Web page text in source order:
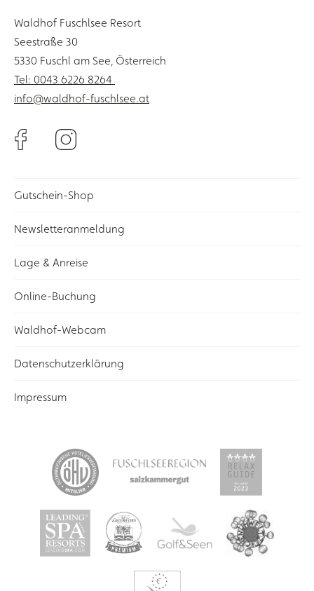
Waldhof Fuschlsee Resort
Seestraße 30
5330 Fuschl am See, Österreich
Tel: 0043 6226 8264
info@waldhof-fuschlsee.at
Gutschein-Shop
Newsletteranmeldung
Lage & Anreise
Online-Buchung
Waldhof-Webcam
Datenschutzerklärung
Impressum